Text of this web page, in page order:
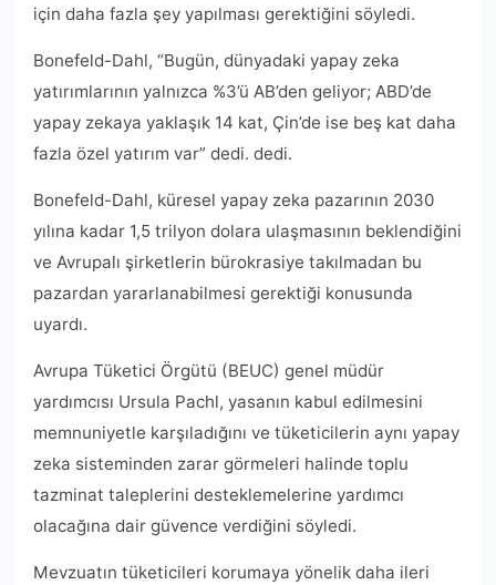
için daha fazla şey yapılması gerektiğini söyledi.
Bonefeld-Dahl, “Bugün, dünyadaki yapay zeka
yatırımlarının yalnızca %3’ü AB’den geliyor; ABD’de
yapay zekaya yaklaşık 14 kat, Çin’de ise beş kat daha
fazla özel yatırım var” dedi. dedi.
Bonefeld-Dahl, küresel yapay zeka pazarının 2030
yılına kadar 1,5 trilyon dolara ulaşmasının beklendiğini
ve Avrupalı ​​şirketlerin bürokrasiye takılmadan bu
pazardan yararlanabilmesi gerektiği konusunda
uyardı.
Avrupa Tüketici Örgütü (BEUC) genel müdür
yardımcısı Ursula Pachl, yasanın kabul edilmesini
memnuniyetle karşıladığını ve tüketicilerin aynı yapay
zeka sisteminden zarar görmeleri halinde toplu
tazminat taleplerini desteklemelerine yardımcı
olacağına dair güvence verdiğini söyledi.
Mevzuatın tüketicileri korumaya yönelik daha ileri